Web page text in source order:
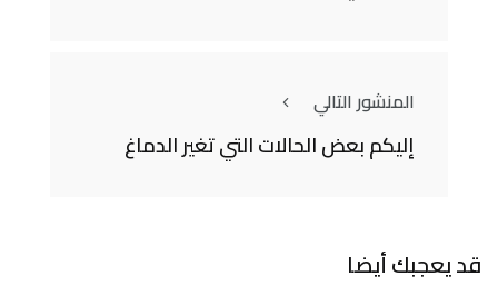
المنشور التالي
إليكم بعض الحالات التي تغير الدماغ
قد يعجبك أيضا